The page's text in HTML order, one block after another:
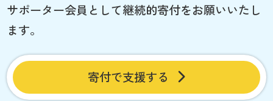
サポーター会員として継続的寄付をお願いいたし
ます。
寄付で支援する